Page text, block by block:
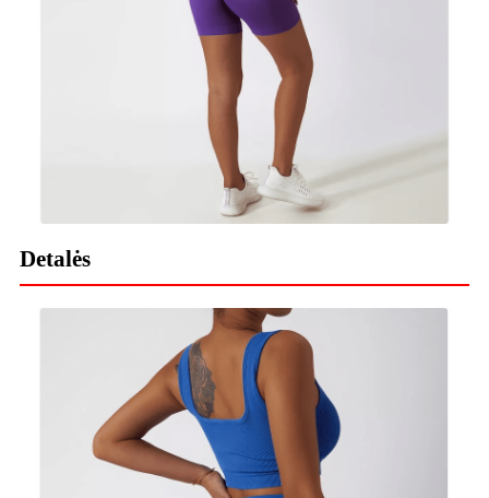
Detalės